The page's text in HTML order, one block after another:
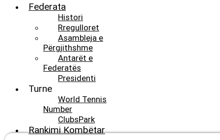
Federata
Histori
Rregulloret
Asambleja e
Përgjithshme
Antarët e
Federatës
Presidenti
Turne
World Tennis
Number
ClubsPark
Rankimi Kombëtar